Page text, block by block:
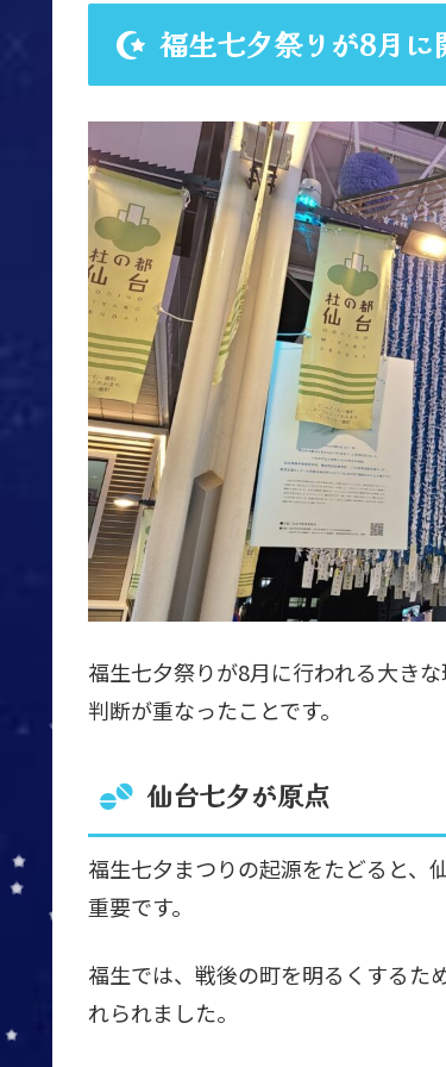
福生七夕祭りが8月に
福生七夕祭りが8月に行われる大き
判断が重なったことです。
仙台七夕が原点
福生七夕まつりの起源をたどると、
重要です。
福生では、戦後の町を明るくするた
れられました。